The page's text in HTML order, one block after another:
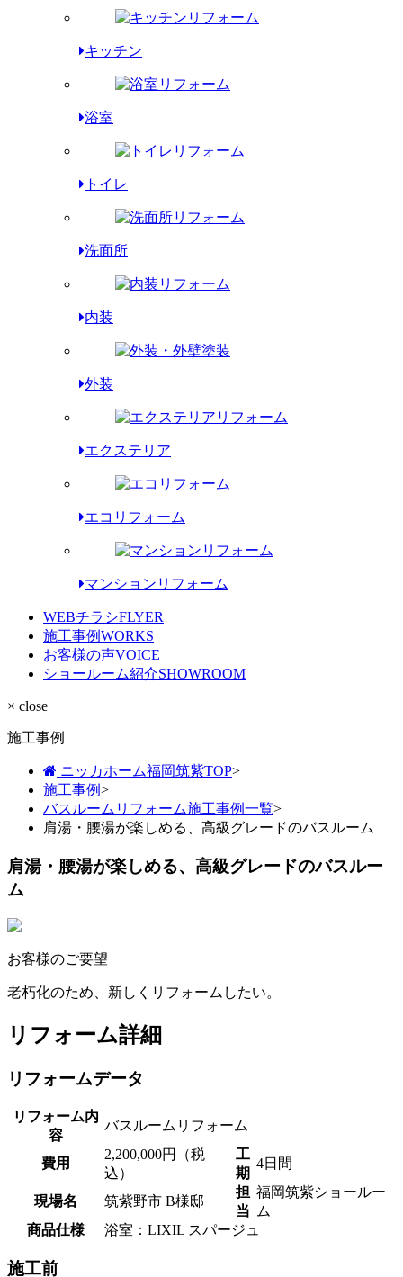
キッチン
浴室
トイレ
洗面所
内装
外装
エクステリア
エコリフォーム
マンションリフォーム
WEBチラシFLYER
施工事例WORKS
お客様の声VOICE
ショールーム紹介SHOWROOM
× close
施工事例
ニッカホーム福岡筑紫TOP>
施工事例>
バスルームリフォーム施工事例一覧>
肩湯・腰湯が楽しめる、高級グレードのバスルーム
肩湯・腰湯が楽しめる、高級グレードのバスルー
ム
お客様のご要望
老朽化のため、新しくリフォームしたい。
リフォーム詳細
リフォームデータ
リフォーム内
容
バスルームリフォーム
費用
2,200,000円（税
込）
工
期
4日間
現場名 筑紫野市 B様邸
担
当
福岡筑紫ショールー
ム
商品仕様
浴室：LIXIL スパージュ
施工前